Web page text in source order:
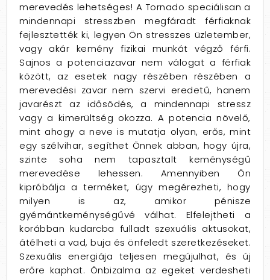
merevedés lehetséges! A Tornado speciálisan a
mindennapi stresszben megfáradt férfiaknak
fejlesztették ki, legyen Ön stresszes üzletember,
vagy akár kemény fizikai munkát végző férfi.
Sajnos a potenciazavar nem válogat a férfiak
között, az esetek nagy részében részében a
merevedési zavar nem szervi eredetű, hanem
javarészt az idősödés, a mindennapi stressz
vagy a kimerültség okozza. A potencia növelő,
mint ahogy a neve is mutatja olyan, erős, mint
egy szélvihar, segíthet Önnek abban, hogy újra,
szinte soha nem tapasztalt keménységű
merevedése lehessen. Amennyiben Ön
kipróbálja a terméket, úgy megérezheti, hogy
milyen is az, amikor pénisze
gyémántkeménységűvé válhat. Elfelejtheti a
korábban kudarcba fulladt szexuális aktusokat,
átélheti a vad, buja és önfeledt szeretkezéseket.
Szexuális energiája teljesen megújulhat, és új
erőre kaphat. Önbizalma az egeket verdesheti